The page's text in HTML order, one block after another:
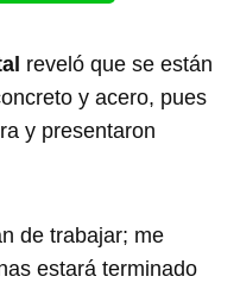
reveló que se están
y acero, pues
y presentaron
de trabajar; me
estará terminado